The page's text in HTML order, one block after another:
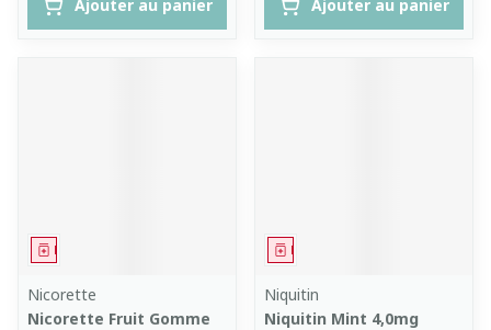
Ajouter au panier Ajouter au panier
Médicament
Nicorette
Nicorette Fruit Gomme
Médicament
Niquitin
Niquitin Mint 4,0mg